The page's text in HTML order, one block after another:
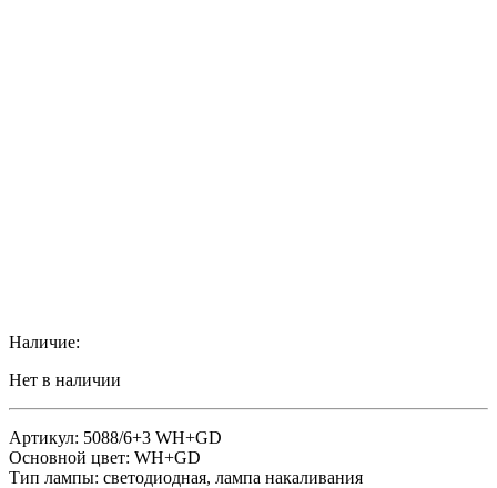
Наличие:
Нет в наличии
Артикул: 5088/6+3 WH+GD
Основной цвет: WH+GD
Тип лампы: светодиодная, лампа накаливания